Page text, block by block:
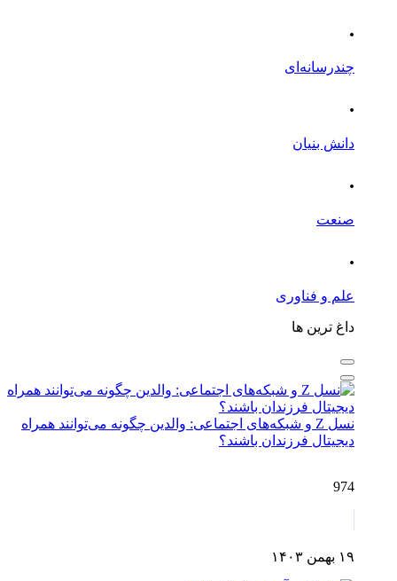
.
چندرسانه‌ای
.
دانش بنیان
.
صنعت
.
علم و فناوری
داغ ترین ها
نسل Z و شبکه‌های اجتماعی: والدین چگونه می‌توانند همراه
دیجیتال فرزندان باشند؟
974
۱۹ بهمن ۱۴۰۳